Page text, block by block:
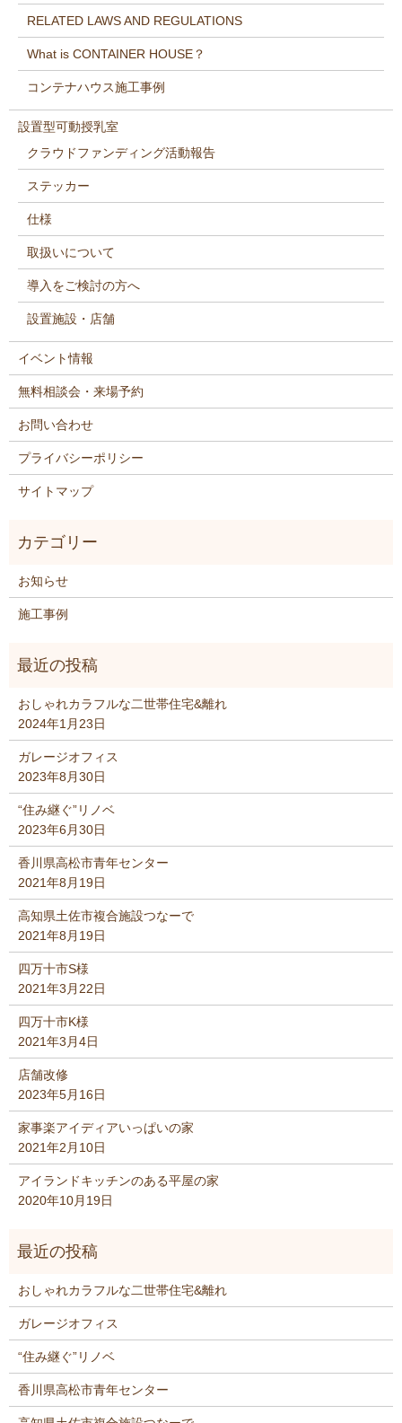
RELATED LAWS AND REGULATIONS
What is CONTAINER HOUSE？
コンテナハウス施工事例
設置型可動授乳室
クラウドファンディング活動報告
ステッカー
仕様
取扱いについて
導入をご検討の方へ
設置施設・店舗
イベント情報
無料相談会・来場予約
お問い合わせ
プライバシーポリシー
サイトマップ
お知らせ
施工事例
おしゃれカラフルな二世帯住宅&離れ
2024年1月23日
ガレージオフィス
2023年8月30日
“住み継ぐ”リノベ
2023年6月30日
香川県高松市青年センター
2021年8月19日
高知県土佐市複合施設つなーで
2021年8月19日
四万十市S様
2021年3月22日
四万十市K様
2021年3月4日
店舗改修
2023年5月16日
家事楽アイディアいっぱいの家
2021年2月10日
アイランドキッチンのある平屋の家
2020年10月19日
おしゃれカラフルな二世帯住宅&離れ
ガレージオフィス
“住み継ぐ”リノベ
香川県高松市青年センター